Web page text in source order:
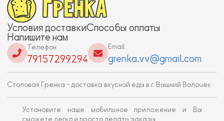
Условия доставкиСпособы оплаты
Напишите нам
Телефон
79157299294
Email
grenka.vv@gmail.com
Столовая Гренка - доставка вкусной еды в г. Вышний Волочек
Установите наше мобильное приложение и Вы
сможете легко и просто делать заказы.